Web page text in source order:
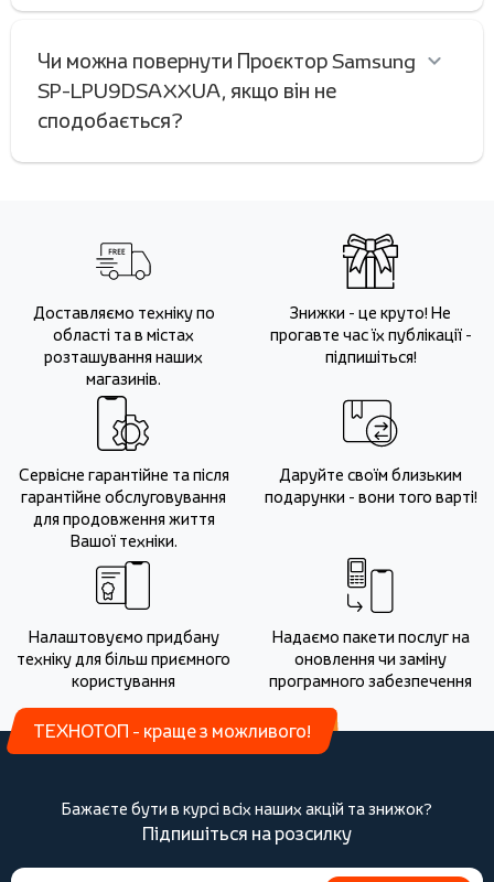
Чи можна повернути Проєктор Samsung
SP-LPU9DSAXXUA, якщо він не
сподобається?
Доставляємо техніку по
області та в містах
розташування наших
магазинів.
Знижки - це круто! Не
прогавте час їх публікації -
підпишіться!
Сервісне гарантійне та після
гарантійне обслуговування
для продовження життя
Вашої техніки.
Даруйте своїм близьким
подарунки - вони того варті!
Налаштовуємо придбану
техніку для більш приємного
користування
Надаємо пакети послуг на
оновлення чи заміну
програмного забезпечення
ТЕХНОТОП - краще з можливого!
Бажаєте бути в курсі всіх наших акцій та знижок?
Підпишіться на розсилку